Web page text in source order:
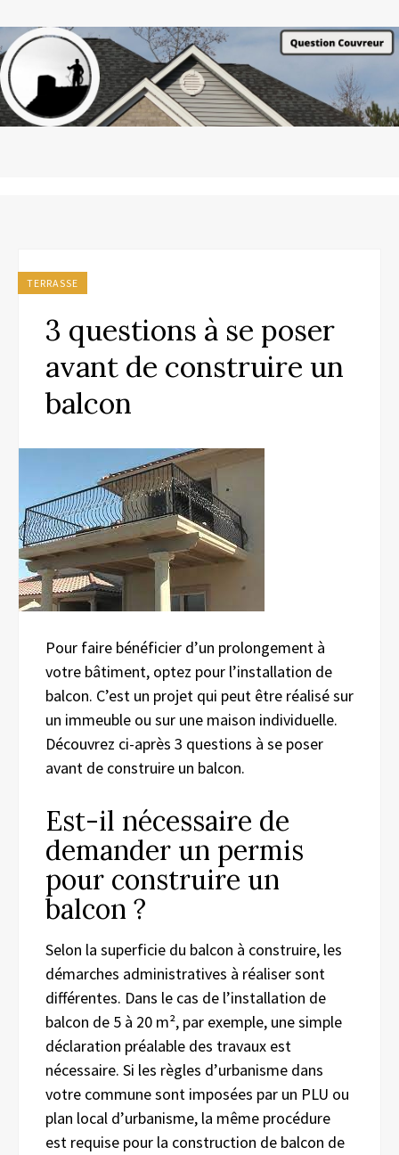
TERRASSE
3 questions à se poser
avant de construire un
balcon
Pour faire bénéficier d’un prolongement à
votre bâtiment, optez pour l’installation de
balcon. C’est un projet qui peut être réalisé sur
un immeuble ou sur une maison individuelle.
Découvrez ci-après 3 questions à se poser
avant de construire un balcon.
Est-il nécessaire de
demander un permis
pour construire un
balcon ?
Selon la superficie du balcon à construire, les
démarches administratives à réaliser sont
différentes. Dans le cas de l’installation de
balcon de 5 à 20 m², par exemple, une simple
déclaration préalable des travaux est
nécessaire. Si les règles d’urbanisme dans
votre commune sont imposées par un PLU ou
plan local d’urbanisme, la même procédure
est requise pour la construction de balcon de